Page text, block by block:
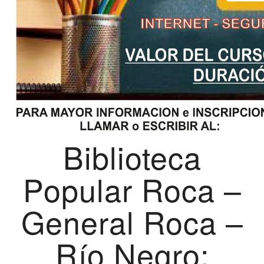
Biblioteca
Popular Roca –
General Roca –
Río Negro: